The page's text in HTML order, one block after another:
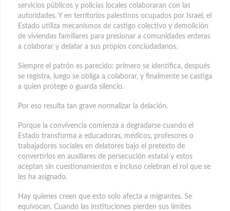
servicios públicos y policías locales colaboraran con las
autoridades. Y en territorios palestinos ocupados por Israel, el
Estado utiliza mecanismos de castigo colectivo y demolición
de viviendas familiares para presionar a comunidades enteras
a colaborar y delatar a sus propios conciudadanos.
Siempre el patrón es parecido: primero se identifica, después
se registra, luego se obliga a colaborar, y finalmente se castiga
a quien protege o guarda silencio.
Por eso resulta tan grave normalizar la delación.
Porque la convivencia comienza a degradarse cuando el
Estado transforma a educadoras, médicos, profesores o
trabajadores sociales en delatores bajo el pretexto de
convertirlos en auxiliares de persecución estatal y estos
aceptan sin cuestionamientos e incluso celebran el rol que se
les ha asignado.
Hay quienes creen que esto solo afecta a migrantes. Se
equivocan. Cuando las instituciones pierden sus límites